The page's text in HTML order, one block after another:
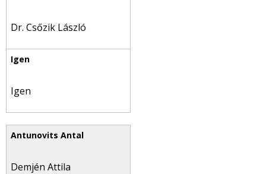
Dr. Csőzik László
Igen
Demjén Attila